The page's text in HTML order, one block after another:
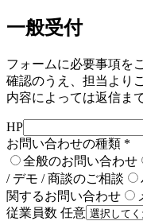
一般受付
フォームに必要事項を
確認のうえ、担当より
内容によっては返信ま
HP
お問い合わせの種類 *
全般のお問い合わせ
/ デモ / 商談のご相談
関するお問い合わせ
従業員数 任意